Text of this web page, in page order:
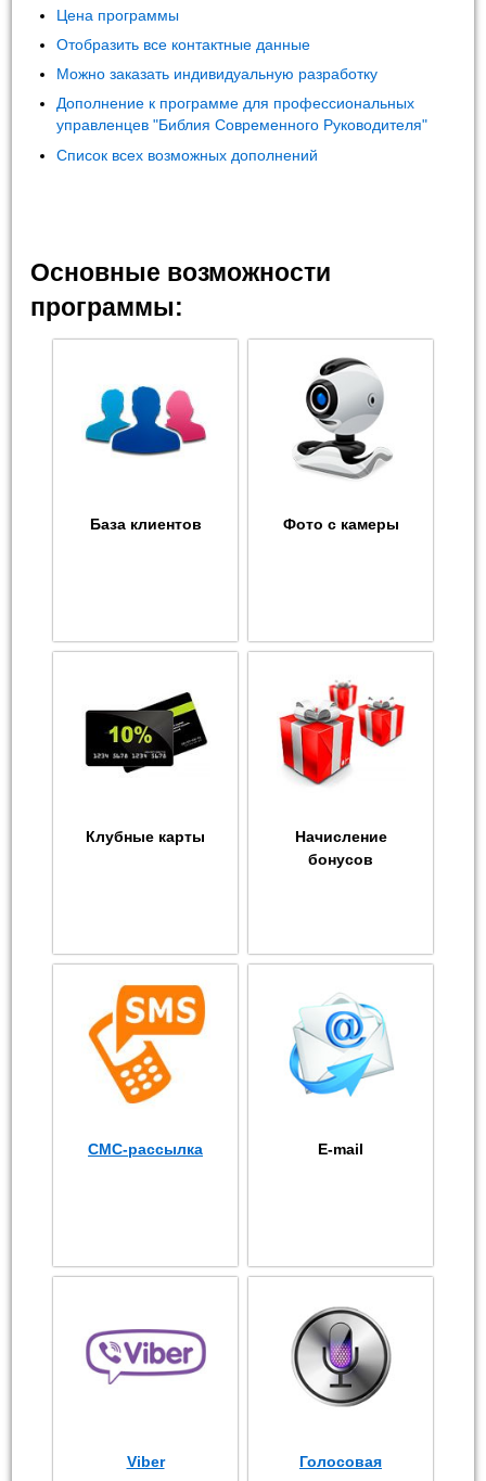
Цена программы
Отобразить все контактные данные
Можно заказать индивидуальную разработку
Дополнение к программе для профессиональных
управленцев "Библия Современного Руководителя"
Список всех возможных дополнений
Основные возможности
программы:
База клиентов Фото с камеры
Клубные карты
Начисление
бонусов
СМС-рассылка E-mail
Viber
Голосовая